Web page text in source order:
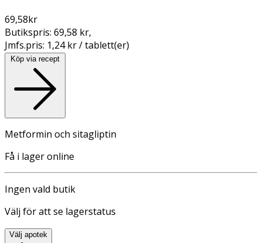
69,58kr
Butikspris: 69,58 kr,
Jmfs.pris: 1,24 kr / tablett(er)
Köp via recept
Metformin och sitagliptin
Få i lager online
Ingen vald butik
Välj för att se lagerstatus
Välj apotek